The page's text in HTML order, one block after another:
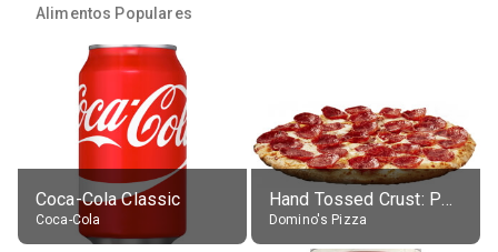
Alimentos Populares
Coca-Cola Classic
Coca-Cola
Hand Tossed Crust: Pepperoni Pizza (Large 14")
Domino's Pizza